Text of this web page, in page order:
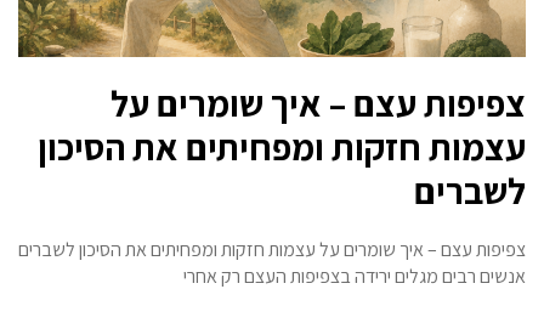
צפיפות עצם – איך שומרים על
עצמות חזקות ומפחיתים את הסיכון
לשברים
צפיפות עצם – איך שומרים על עצמות חזקות ומפחיתים את הסיכון לשברים
אנשים רבים מגלים ירידה בצפיפות העצם רק אחרי